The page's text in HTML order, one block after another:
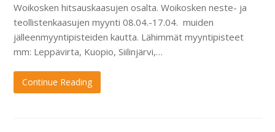
Woikosken hitsauskaasujen osalta. Woikosken neste- ja
teollistenkaasujen myynti 08.04.-17.04. muiden
jälleenmyyntipisteiden kautta. Lähimmät myyntipisteet
mm: Leppävirta, Kuopio, Siilinjärvi,…
Continue Reading